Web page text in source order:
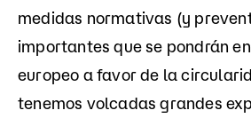
medidas normativas (y
importantes que se pondrán
europeo a favor de la
tenemos volcadas grandes